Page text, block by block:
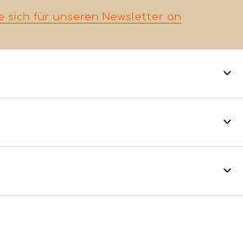
sich für unseren Newsletter an